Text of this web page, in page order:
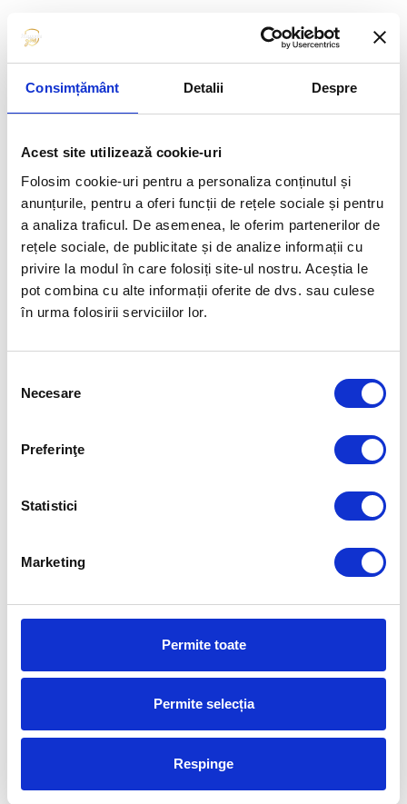
Consimțământ Detalii Despre
Acest site utilizează cookie-uri
Folosim cookie-uri pentru a personaliza conținutul și
anunțurile, pentru a oferi funcții de rețele sociale și pentru
a analiza traficul. De asemenea, le oferim partenerilor de
rețele sociale, de publicitate și de analize informații cu
privire la modul în care folosiți site-ul nostru. Aceștia le
pot combina cu alte informații oferite de dvs. sau culese
în urma folosirii serviciilor lor.
consimțământului
Necesare
Preferinţe
Statistici
Marketing
Permite toate
Permite selecția
Respinge
Pentru Sorana acesta este al treilea titlu WTA la simplu, după cele
obținute la Tașkent (2008) și Istanbul (2021). Ea a mai disputat finale
WTA la Budapesta (2007), Toronto (2013), Tașkent (2019) și Strasbourg
(2021). Pentru titlul de la Cleveland, Cîrstea va primi 36.300 de dolari și
268 de puncte WTA, în timp ce Li va obține 21.484 de dolari și 163 de
puncte.
Victoria din turneul american o urcă pe Sorana pe locul 71 în
clasamentul mondial. Ea este a treia cea mai în vârstă jucătoare din Top
100, după Tatjana Maria (38 de ani) şi Laura Siegemund (37 de ani).
În primul tur la US Open, Cîrstea o va întâlni pe argentinianca Solana
Sierra.
Foto: Tennis in the Land powered by Rocket
OTOPENI!
CUCERIT „ARGINTUL” ÎN
SARDINIA
FUELLED BY